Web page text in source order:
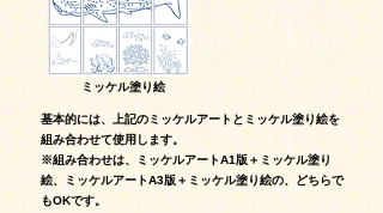
ミッケル塗り絵
基本的には、上記のミッケルアートとミッケル塗り絵を
組み合わせて使用します。
※組み合わせは、ミッケルアートA1版＋ミッケル塗り
絵、ミッケルアートA3版＋ミッケル塗り絵の、どちらで
もOKです。